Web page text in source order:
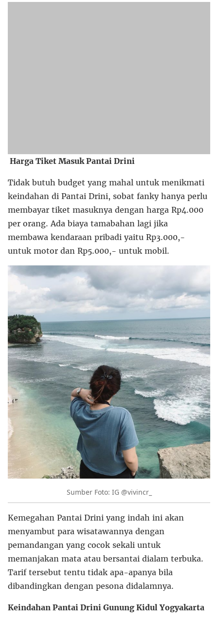
Harga Tiket Masuk Pantai Drini
Tidak butuh budget yang mahal untuk menikmati
keindahan di Pantai Drini, sobat fanky hanya perlu
membayar tiket masuknya dengan harga Rp4.000
per orang. Ada biaya tamabahan lagi jika
membawa kendaraan pribadi yaitu Rp3.000,-
untuk motor dan Rp5.000,- untuk mobil.
Sumber Foto: IG @vivincr_
Kemegahan Pantai Drini yang indah ini akan
menyambut para wisatawannya dengan
pemandangan yang cocok sekali untuk
memanjakan mata atau bersantai dialam terbuka.
Tarif tersebut tentu tidak apa-apanya bila
dibandingkan dengan pesona didalamnya.
Keindahan Pantai Drini Gunung Kidul Yogyakarta